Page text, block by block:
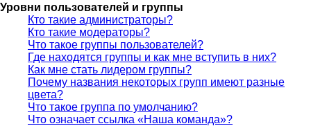
Уровни пользователей и группы
Кто такие администраторы?
Кто такие модераторы?
Что такое группы пользователей?
Где находятся группы и как мне вступить в них?
Как мне стать лидером группы?
Почему названия некоторых групп имеют разные
цвета?
Что такое группа по умолчанию?
Что означает ссылка «Наша команда»?